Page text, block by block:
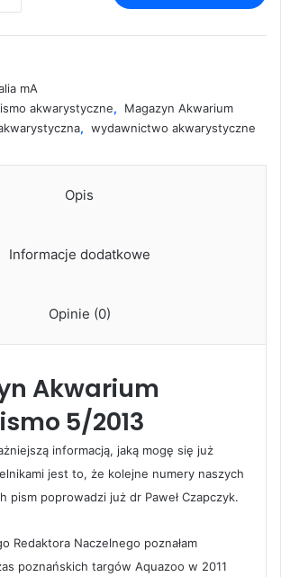
mA
akwarystyczne,
Magazyn Akwarium
, wydawnictwo akwarystyczne
Opis
Informacje dodatkowe
Opinie (0)
Akwarium
5/2013
informacją, jaką mogę się już
jest to, że kolejne numery naszych
pism poprowadzi już dr Paweł Czapczyk.
Redaktora Naczelnego poznałam
poznańskich targów Aquazoo w 2011